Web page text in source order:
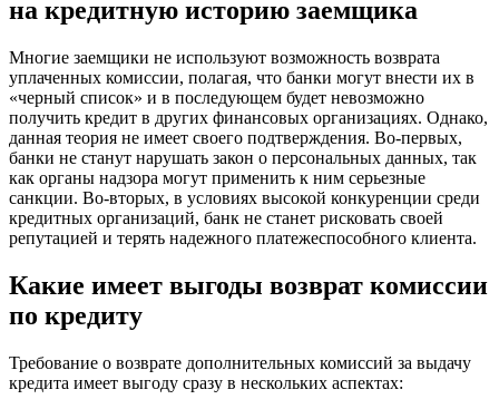
на кредитную историю заемщика
Многие заемщики не используют возможность возврата
уплаченных комиссии, полагая, что банки могут внести их в
«черный список» и в последующем будет невозможно
получить кредит в других финансовых организациях. Однако,
данная теория не имеет своего подтверждения. Во-первых,
банки не станут нарушать закон о персональных данных, так
как органы надзора могут применить к ним серьезные
санкции. Во-вторых, в условиях высокой конкуренции среди
кредитных организаций, банк не станет рисковать своей
репутацией и терять надежного платежеспособного клиента.
Какие имеет выгоды возврат комиссии
по кредиту
Требование о возврате дополнительных комиссий за выдачу
кредита имеет выгоду сразу в нескольких аспектах: